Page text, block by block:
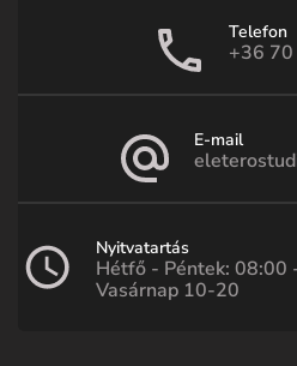
Telefon
+36
E-mail
Nyitvatartás
Hétfő - Péntek: 08:00
Vasárnap 10-20